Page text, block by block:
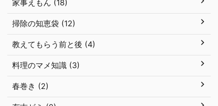
家事えもん (18)
掃除の知恵袋 (12)
教えてもらう前と後 (4)
料理のマメ知識 (3)
春巻き (2)